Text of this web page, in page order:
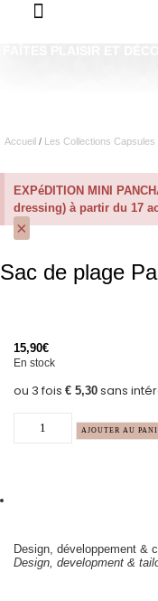
Accueil / Les Collections Capsules
EXPéDITION MINI
dressing) à partir du 17
×
Sac de plage
15,90€
En stock
AJOUTER AU
Design, développement &
Design, development &